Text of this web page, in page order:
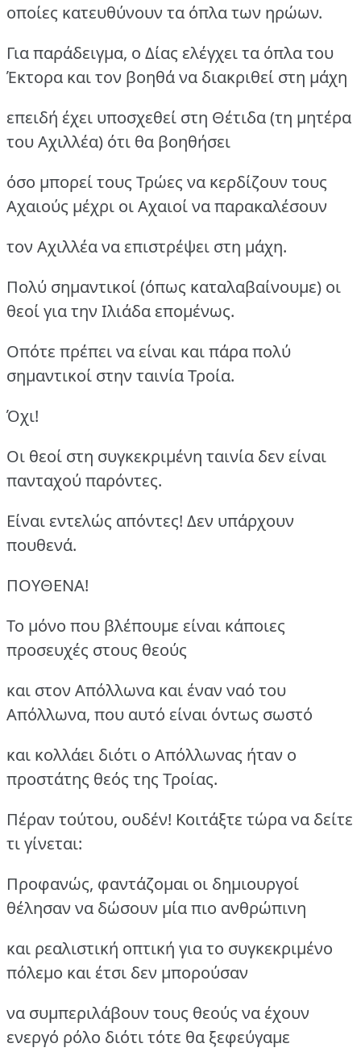
οποίες κατευθύνουν τα όπλα των ηρώων.
Για παράδειγμα, ο Δίας ελέγχει τα όπλα του
Έκτορα και τον βοηθά να διακριθεί στη μάχη
επειδή έχει υποσχεθεί στη Θέτιδα (τη μητέρα
του Αχιλλέα) ότι θα βοηθήσει
όσο μπορεί τους Τρώες να κερδίζουν τους
Αχαιούς μέχρι οι Αχαιοί να παρακαλέσουν
τον Αχιλλέα να επιστρέψει στη μάχη.
Πολύ σημαντικοί (όπως καταλαβαίνουμε) οι
θεοί για την Ιλιάδα επομένως.
Οπότε πρέπει να είναι και πάρα πολύ
σημαντικοί στην ταινία Τροία.
Όχι!
Οι θεοί στη συγκεκριμένη ταινία δεν είναι
πανταχού παρόντες.
Είναι εντελώς απόντες! Δεν υπάρχουν
πουθενά.
ΠΟΥΘΕΝΑ!
Το μόνο που βλέπουμε είναι κάποιες
προσευχές στους θεούς
και στον Απόλλωνα και έναν ναό του
Απόλλωνα, που αυτό είναι όντως σωστό
και κολλάει διότι ο Απόλλωνας ήταν ο
προστάτης θεός της Τροίας.
Πέραν τούτου, ουδέν! Κοιτάξτε τώρα να δείτε
τι γίνεται:
Προφανώς, φαντάζομαι οι δημιουργοί
θέλησαν να δώσουν μία πιο ανθρώπινη
και ρεαλιστική οπτική για το συγκεκριμένο
πόλεμο και έτσι δεν μπορούσαν
να συμπεριλάβουν τους θεούς να έχουν
ενεργό ρόλο διότι τότε θα ξεφεύγαμε